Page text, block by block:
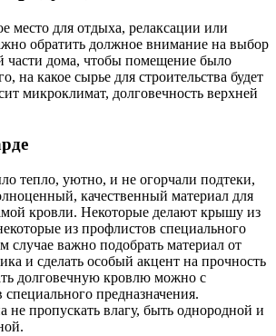
место для отдыха, релаксации или
обратить должное внимание на выбор
части дома, чтобы помещение было
на какое сырье для строительства будет
микроклимат, долговечность верхней
тепло, уютно, и не огорчали подтеки,
качественный материал для
кровли. Некоторые делают крышу из
из профлистов специального
случае важно подобрать материал от
и сделать особый акцент на прочность
долговечную кровлю можно с
предназначения.
не пропускать влагу, быть однородной и